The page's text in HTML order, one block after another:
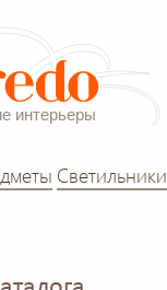
Светильники